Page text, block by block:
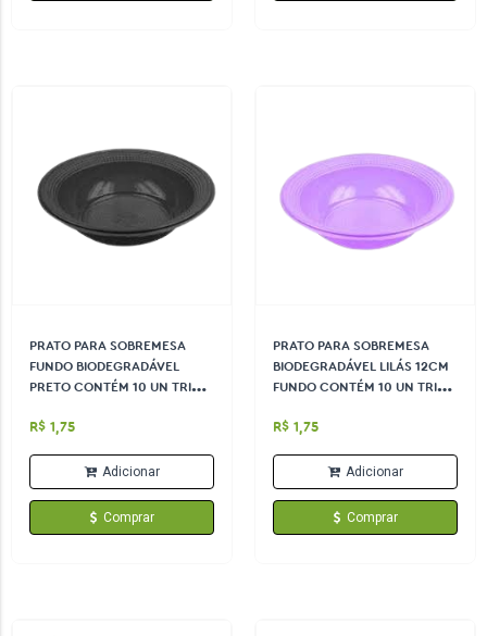
PRATO PARA SOBREMESA
FUNDO BIODEGRADÁVEL
PRETO CONTÉM 10 UN TRIK
R$ 1,75
Adicionar
Comprar
PRATO PARA SOBREMESA
BIODEGRADÁVEL LILÁS 12CM
FUNDO CONTÉM 10 UN TRIK
R$ 1,75
Adicionar
Comprar